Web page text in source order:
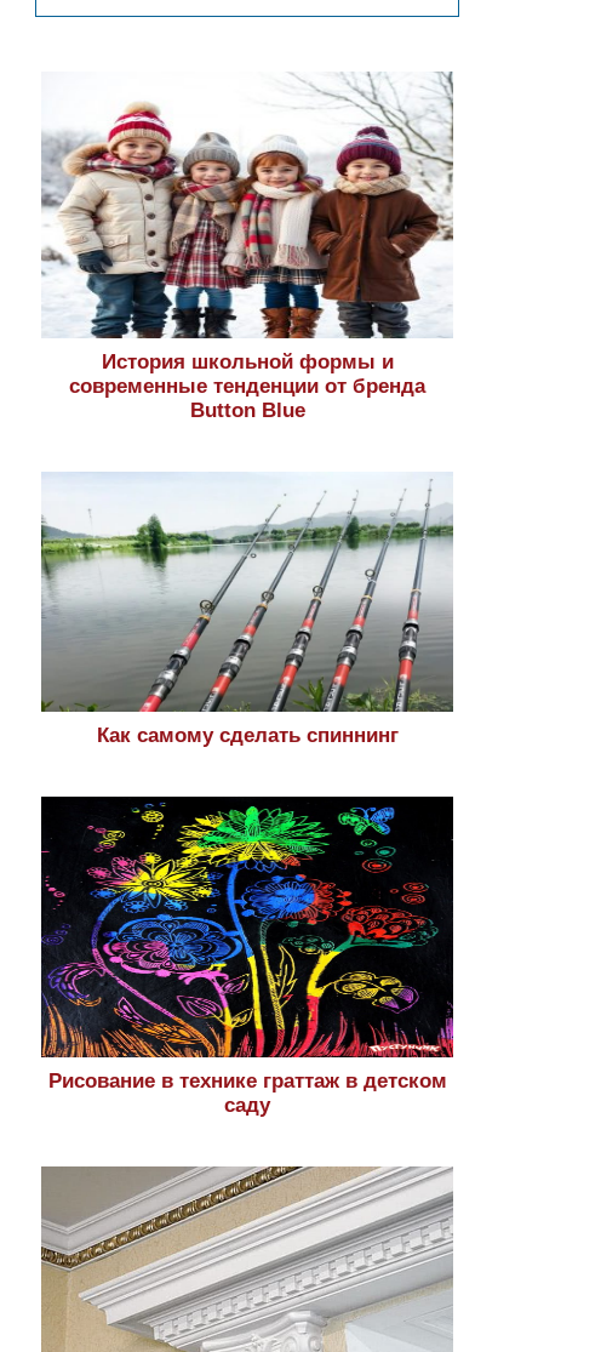
История школьной формы и
современные тенденции от бренда
Button Blue
Как самому сделать спиннинг
Рисование в технике граттаж в детском
саду